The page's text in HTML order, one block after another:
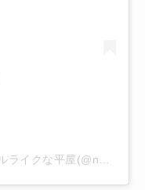
なごやん┊ コスパよく建てたホテルライクな平屋(@nagoya.home_life)がシェアした投稿